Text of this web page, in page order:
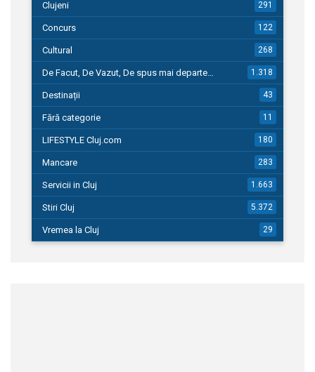
Clujeni 291
Concurs 122
Cultural 268
De Facut, De Vazut, De spus mai departe… 1.318
Destinații 43
Fără categorie 11
LIFESTYLE Cluj.com 180
Mancare 283
Servicii in Cluj 1.663
Stiri Cluj 5.372
Vremea la Cluj 29